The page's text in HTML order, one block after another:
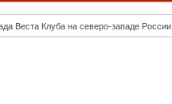
Веста Клуба на северо-западе России.